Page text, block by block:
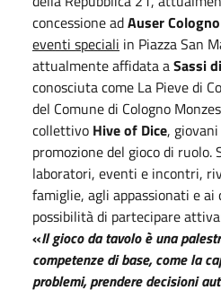
concessione adAuser
eventi speciali in Piazza San
attualmente affidata aSassi
conosciuta come La Pieve di
del Comune di Cologno
collettivo Hive of Dice,
promozione del gioco di ruolo.
laboratori, eventi e incontri,
famiglie, agli appassionati e
possibilità di partecipare
«Il gioco da tavolo è una
competenze di base, come la
problemi, prendere decisioni